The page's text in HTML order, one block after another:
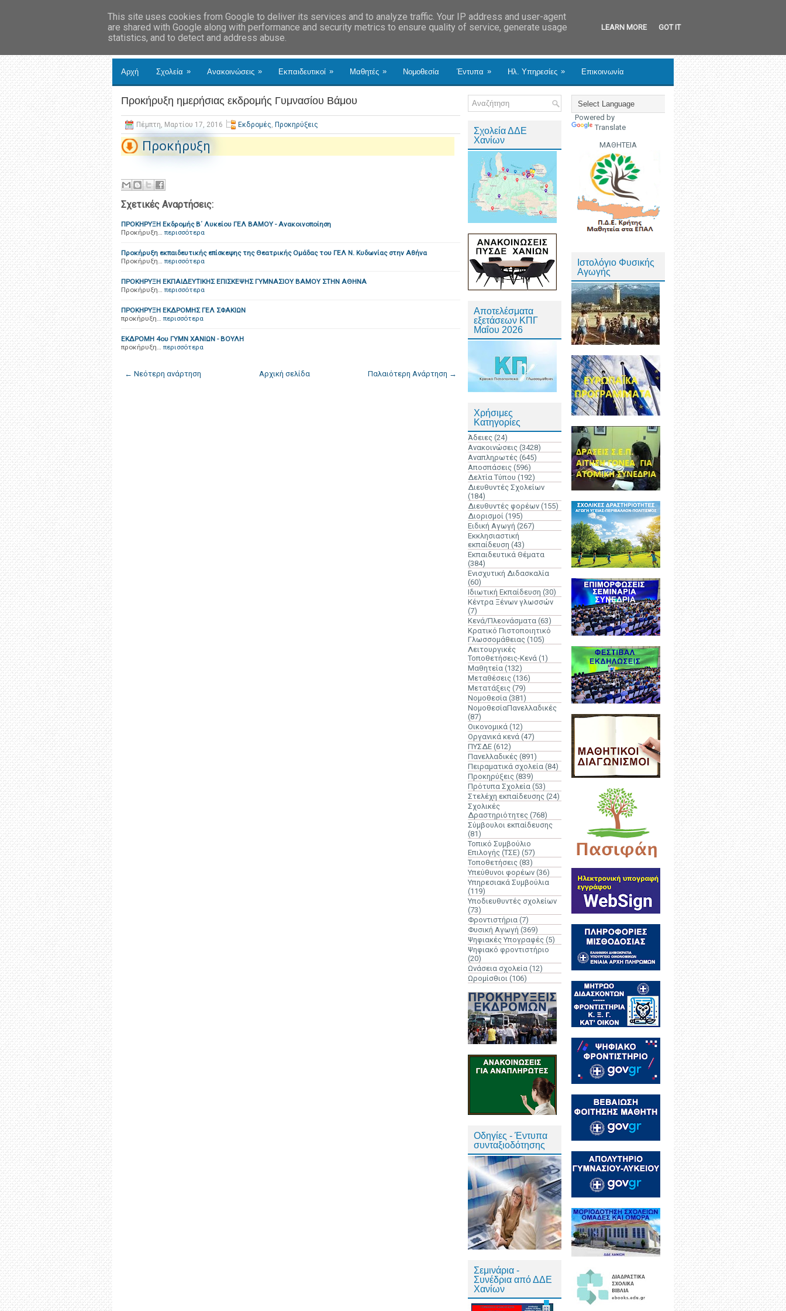
Αρχή Σχολεία » Ανακοινώσεις » Εκπαιδευτικοί » Μαθητές » Νομοθεσία Έντυπα » Ηλ. Υπηρεσίες » Επικοινωνία
Προκήρυξη ημερήσιας εκδρομής Γυμνασίου Βάμου
Πέμπτη, Μαρτίου 17, 2016 Εκδρομές, Προκηρύξεις
Προκήρυξη
Σχετικές Αναρτήσεις:
ΠΡΟΚΗΡΥΞΗ Εκδρομής Β΄ Λυκείου ΓΕΛ ΒΑΜΟΥ - Ανακοινοποίηση
Προκήρυξη… περισσότερα
Προκήρυξη εκπαιδευτικής επίσκεψης της Θεατρικής Ομάδας του ΓΕΛ Ν. Κυδωνίας στην Αθήνα
Προκήρυξη… περισσότερα
ΠΡΟΚΗΡΥΞΗ ΕΚΠΑΙΔΕΥΤΙΚΗΣ ΕΠΙΣΚΕΨΗΣ ΓΥΜΝΑΣΙΟΥ ΒΑΜΟΥ ΣΤΗΝ ΑΘΗΝΑ
Προκήρυξη… περισσότερα
ΠΡΟΚΗΡΥΞΗ ΕΚΔΡΟΜΗΣ ΓΕΛ ΣΦΑΚΙΩΝ
προκήρυξη… περισσότερα
ΕΚΔΡΟΜΗ 4ου ΓΥΜΝ ΧΑΝΙΩΝ - ΒΟΥΛΗ
προκήρυξη… περισσότερα
← Νεότερη ανάρτηση Παλαιότερη Ανάρτηση →
Αρχική σελίδα
Σχολεία ΔΔΕ
Χανίων
Αποτελέσματα
εξετάσεων ΚΠΓ
Μαΐου 2026
Χρήσιμες
Κατηγορίες
Άδειες (24)
Ανακοινώσεις (3428)
Αναπληρωτές (645)
Αποσπάσεις (596)
Δελτία Τύπου (192)
Διευθυντές Σχολείων
(184)
Διευθυντές φορέων (155)
Διορισμοί (195)
Ειδική Αγωγή (267)
Εκκλησιαστική
εκπαίδευση (43)
Εκπαιδευτικά Θέματα
(384)
Ενισχυτική Διδασκαλία
(60)
Ιδιωτική Εκπαίδευση (30)
Κέντρα Ξένων γλωσσών
(7)
Κενά/Πλεονάσματα (63)
Κρατικό Πιστοποιητικό
Γλωσσομάθειας (105)
Λειτουργικές
Τοποθετήσεις-Κενά (1)
Μαθητεία (132)
Μεταθέσεις (136)
Μετατάξεις (79)
Νομοθεσία (381)
ΝομοθεσίαΠανελλαδικές
(87)
Οικονομικά (12)
Οργανικά κενά (47)
ΠΥΣΔΕ (612)
Πανελλαδικές (891)
Πειραματικά σχολεία (84)
Προκηρύξεις (839)
Πρότυπα Σχολεία (53)
Στελέχη εκπαίδευσης (24)
Σχολικές
Δραστηριότητες (768)
Σύμβουλοι εκπαίδευσης
(81)
Τοπικό Συμβούλιο
Επιλογής (ΤΣΕ) (57)
Τοποθετήσεις (83)
Υπεύθυνοι φορέων (36)
Υπηρεσιακά Συμβούλια
(119)
Υποδιευθυντές σχολείων
(73)
Φροντιστήρια (7)
Φυσική Αγωγή (369)
Ψηφιακές Υπογραφές (5)
Ψηφιακό φροντιστήριο
(20)
Ωνάσεια σχολεία (12)
Ωρομίσθιοι (106)
Οδηγίες - Έντυπα
συνταξιοδότησης
Σεμινάρια -
Συνέδρια από ΔΔΕ
Χανίων
Powered by
Translate
ΜΑΘΗΤΕΙΑ
Ιστολόγιο Φυσικής
Αγωγής
This site uses cookies from Google to deliver its services and to analyze traffic. Your IP address and user-agent
are shared with Google along with performance and security metrics to ensure quality of service, generate usage
statistics, and to detect and address abuse.
LEARN MORE GOT IT